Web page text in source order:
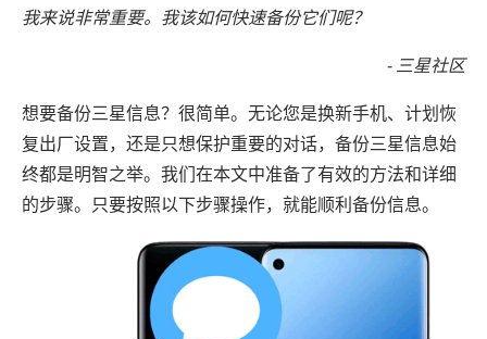
我来说非常重要。我该如何快速备份它们呢？
- 三星社区
想要备份三星信息？很简单。无论您是换新手机、计划恢
复出厂设置，还是只想保护重要的对话，备份三星信息始
终都是明智之举。我们在本文中准备了有效的方法和详细
的步骤。只要按照以下步骤操作，就能顺利备份信息。